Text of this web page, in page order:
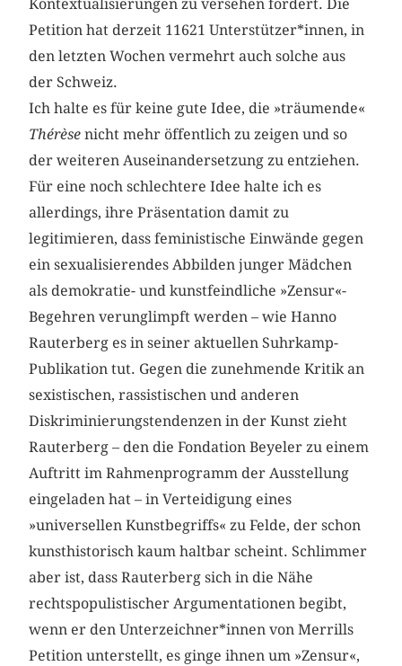
Kontextualisierungen zu versehen fordert. Die
Petition hat derzeit 11621 Unterstützer*innen, in
den letzten Wochen vermehrt auch solche aus
der Schweiz.
Ich halte es für keine gute Idee, die »träumende«
Thérèsenicht mehr öffentlich zu zeigen und so
der weiteren Auseinandersetzung zu entziehen.
Für eine noch schlechtere Idee halte ich es
allerdings, ihre Präsentation damit zu
legitimieren, dass feministische Einwände gegen
ein sexualisierendes Abbilden junger Mädchen
als demokratie- und kunstfeindliche »Zensur«-
Begehren verunglimpft werden – wie Hanno
Rauterberg es in seiner aktuellen Suhrkamp-
Publikation tut. Gegen die zunehmende Kritik an
sexistischen, rassistischen und anderen
Diskriminierungstendenzen in der Kunst zieht
Rauterberg – den die Fondation Beyeler zu einem
Auftritt im Rahmenprogramm der Ausstellung
eingeladen hat – in Verteidigung eines
»universellen Kunstbegriffs« zu Felde, der schon
kunsthistorisch kaum haltbar scheint. Schlimmer
aber ist, dass Rauterberg sich in die Nähe
rechtspopulistischer Argumentationen begibt,
wenn er den Unterzeichner*innen von Merrills
Petition unterstellt, es ginge ihnen um »Zensur«,